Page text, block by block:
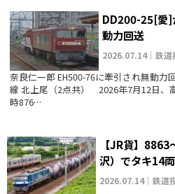
DD200-25[愛]
動力回送
2026.07.14｜鉄道
奈良仁一郎 EH500-76に牽引され無動
線 北上尾（2点共） 2026年7月12日、
時876…
【JR貨】
沢）でタキ14
2026.07.14｜鉄道